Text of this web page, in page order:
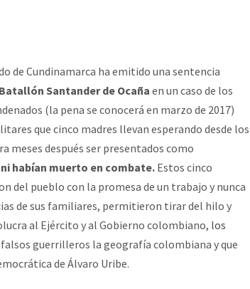
de Cundinamarca ha emitido una sentencia
Santander de Ocaña en un caso de los
(la pena se conocerá en marzo de 2017)
que cinco madres llevan esperando desde los
meses después ser presentados como
habían muerto en combate.Estos cinco
del pueblo con la promesa de un trabajo y nunca
de sus familiares, permitieron tirar del hilo y
al Ejército y al Gobierno colombiano, los
falsos guerrilleros la geografía colombiana y que
de Álvaro Uribe.